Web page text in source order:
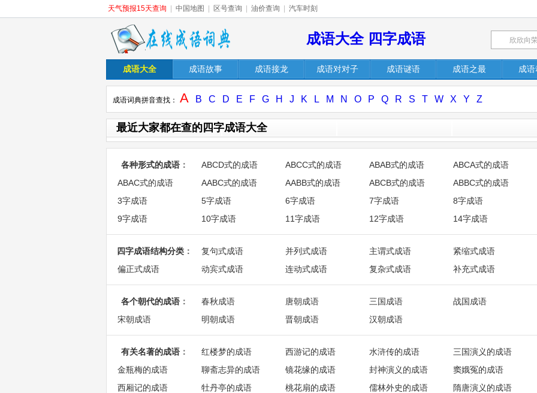
天气预报15天查询 中国地图 区号查询 油价查询 汽车时刻
成语大全 四字成语
成语大全 成语故事 成语接龙 成语对对子 成语谜语 成语之最 成
成语词典拼音查找： A B C D E F G H J K L M N O P Q R S T W X Y Z
最近大家都在查的四字成语大全
各种形式的成语 ： ABCD式的成语 ABCC式的成语 ABAB式的成语
ABCA式的成语
ABAC式的成语
AABC式的成语 AABB式的成语 ABCB式的成语
ABBC式的成语
3字成语
5字成语 6字成语 7字成语
8字成语
9字成语
10字成语 11字成语 12字成语 14字成语
四字成语结构分类 ： 复句式成语 并列式成语 主谓式成语
紧缩式成语
偏正式成语
动宾式成语 连动式成语 复杂式成语 补充式成语
各个朝代的成语 ： 春秋成语 唐朝成语 三国成语
战国成语
宋朝成语
明朝成语 晋朝成语 汉朝成语
有关名著的成语 ： 红楼梦的成语 西游记的成语 水浒传的成语
三国演义的成语
金瓶梅的成语
聊斋志异的成语 镜花缘的成语 封神演义的成语
窦娥冤的成语
西厢记的成语
牡丹亭的成语 桃花扇的成语 儒林外史的成语
隋唐演义的成语